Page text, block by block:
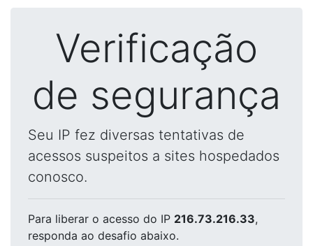
Verificação
de segurança
Seu IP fez diversas tentativas de
acessos suspeitos a sites hospedados
conosco.
Para liberar o acesso do IP 216.73.216.33,
responda ao desafio abaixo.